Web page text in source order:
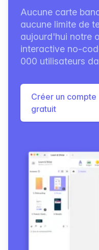
Aucune carte
aucune limite de
aujourd'hui notre
interactive no-
000 utilisateurs
Créer un compte
gratuit